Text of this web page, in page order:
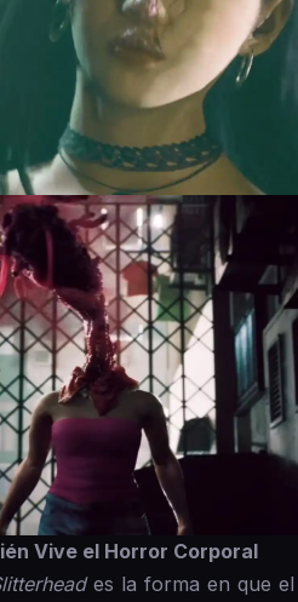
Vive el Horror Corporal
es la forma en que